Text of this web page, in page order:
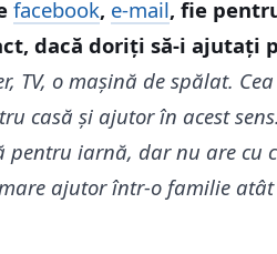
facebook, e-mail, fie
dacă doriți să-i ajutați
TV, o mașină de spălat.
casă și ajutor în acest
pentru iarnă, dar nu are cu
ajutor într-o familie atât